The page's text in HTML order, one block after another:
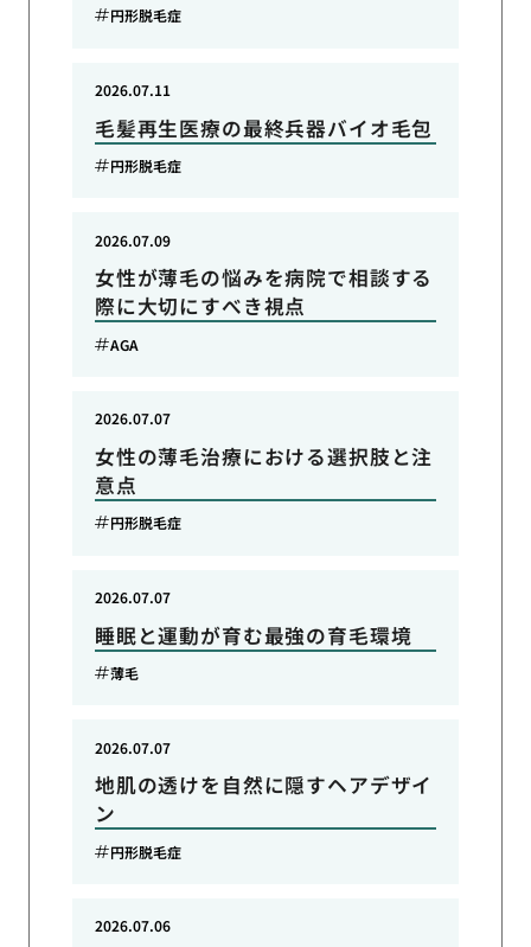
円形脱毛症
毛髪再生医療の最終兵器バイオ毛包
2026.07.11
円形脱毛症
女性が薄毛の悩みを病院で相談する
際に大切にすべき視点
2026.07.09
AGA
女性の薄毛治療における選択肢と注
意点
2026.07.07
円形脱毛症
睡眠と運動が育む最強の育毛環境
2026.07.07
薄毛
地肌の透けを自然に隠すヘアデザイ
ン
2026.07.07
円形脱毛症
2026.07.06